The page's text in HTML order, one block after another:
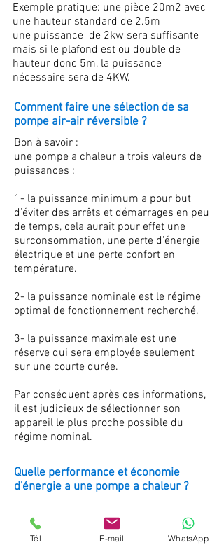
Exemple pratique: une pièce 20m2 avec
une hauteur standard de 2.5m
une puissance de 2kw sera suffisante
mais si le plafond est ou double de
hauteur donc 5m, la puissance
nécessaire sera de 4KW.
Comment faire une sélection de sa
pompe air-air réversible ?
Bon à savoir :
une pompe a chaleur a trois valeurs de
puissances :
1- la puissance minimum a pour but
d'éviter des arrêts et démarrages en peu
de temps, cela aurait pour effet une
surconsommation, une perte d'énergie
électrique et une perte confort en
température.
2- la puissance nominale est le régime
optimal de fonctionnement recherché.
3- la puissance maximale est une
réserve qui sera employée seulement
sur une courte durée.
Par conséquent après ces informations,
il est judicieux de sélectionner son
appareil le plus proche possible du
régime nominal.
Quelle performance et économie
d'énergie a une pompe a chaleur ?
la consommation électrique est faite
par la différence d'énergie consommée
Tél E-mail WhatsApp